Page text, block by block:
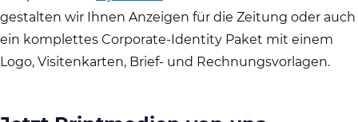
gestalten wir Ihnen Anzeigen für die Zeitung oder auch
ein komplettes Corporate-Identity Paket mit einem
Logo, Visitenkarten, Brief- und Rechnungsvorlagen.